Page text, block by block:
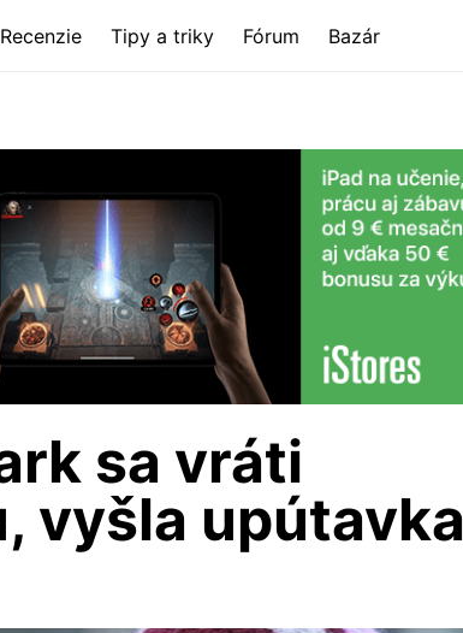
Recenzie Tipy a triky Fórum Bazár
sa vráti
vyšla upútavka